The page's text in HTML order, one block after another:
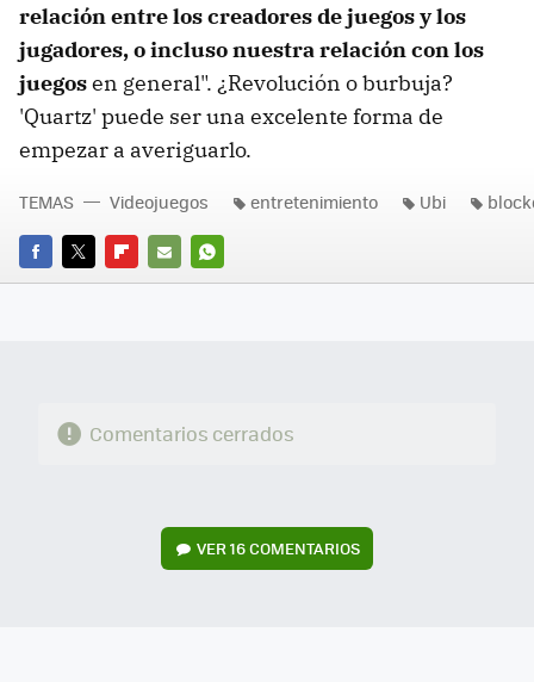
relación entre los creadores de juegos y los
jugadores, o incluso nuestra relación con los
juegosen general". ¿Revolución o burbuja?
'Quartz' puede ser una excelente forma de
empezar a averiguarlo.
FACEBOOK
TWITTERFLIPBOARD
E-
WHATSAPP
TEMAS Videojuegos entretenimiento Ubi
Comentarios cerrados
VER16 COMENTARIOS